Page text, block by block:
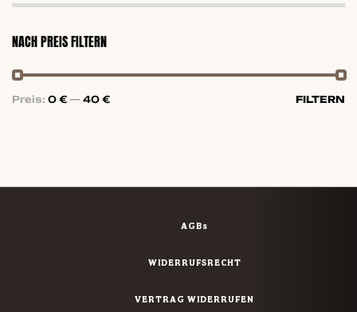
NACH PREIS FILTERN
FILTERN
Preis: 0 € — 40 €
AGBs
WIDERRUFSRECHT
VERTRAG WIDERRUFEN